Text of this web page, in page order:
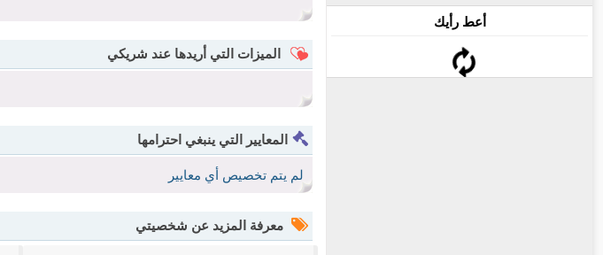
أعط رأيك
الميزات التي أريدها عند شريكي
المعايير التي ينبغي احترامها
لم يتم تخصيص أي معايير
معرفة المزيد عن شخصيتي